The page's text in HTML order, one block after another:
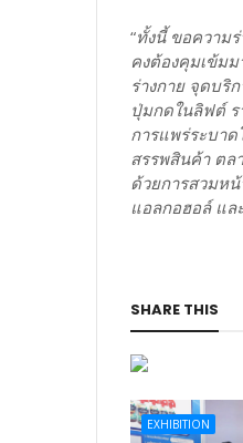
“ทั้งนี้ ขอความ
คงต้องคุมเข้ม
ร่างกาย จุดบริ
ปุ่มกดในลิฟต์ ร
การแพร่ระบา
สรรพสินค้า ตล
ด้วยการสวมห
แอลกอฮอล์ แล
SHARE THIS
EXHIBITION